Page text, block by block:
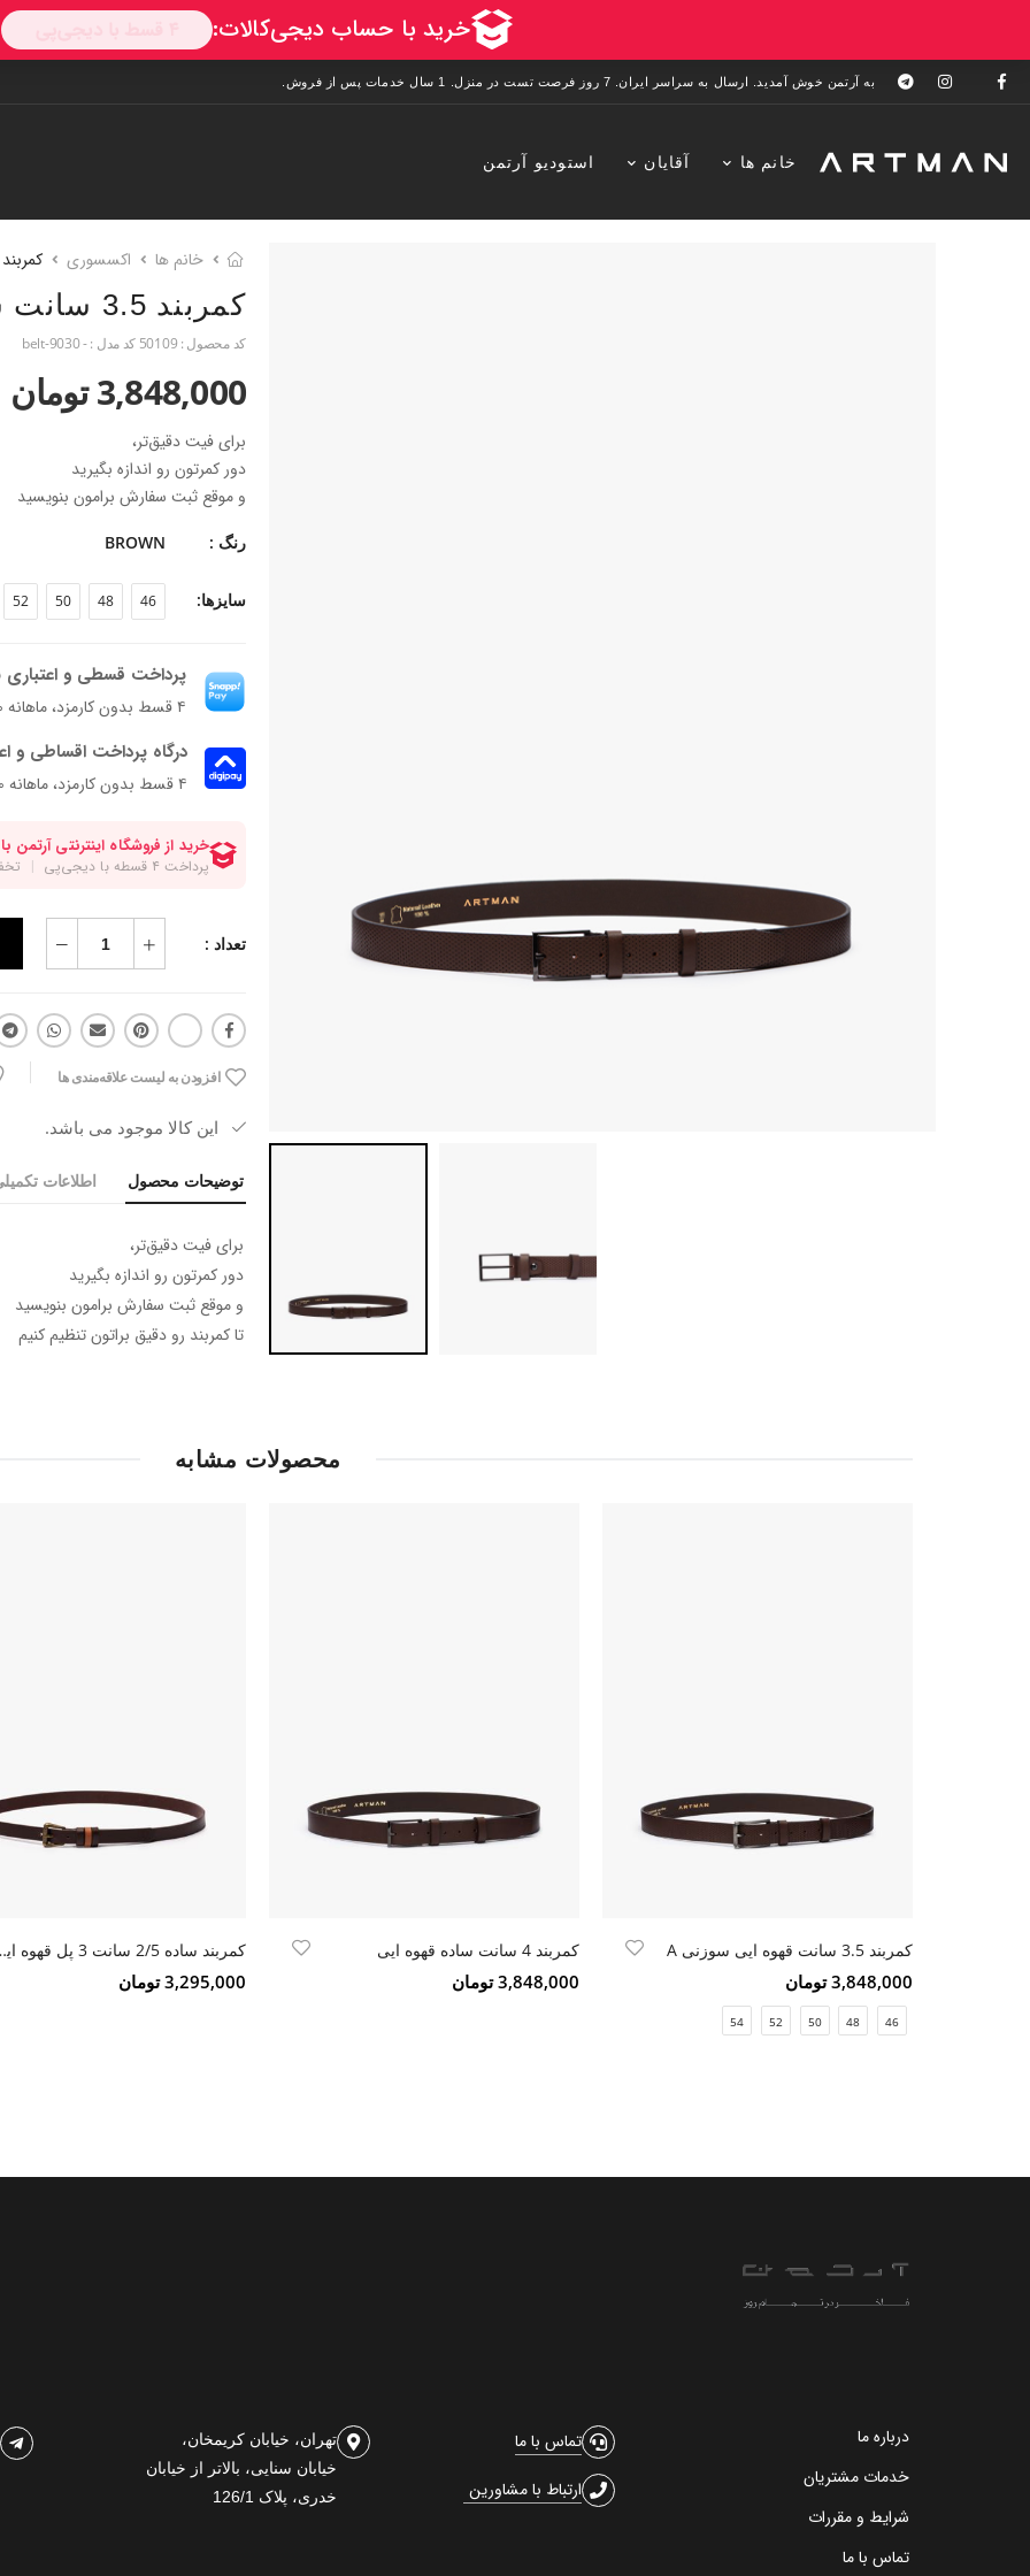
به آرتمن خوش آمدید. ارسال به سراسر ایران. 7 روز فرصت تست در منزل. 1 سال خدمات پس از فروش.
خانم ها آقایان استودیو آرتمن
خانم ها اکسسوری کمربند
کمربند 3.5 سانت سوزنی قهوه ایی S
کد محصول : 50109 کد مدل :- belt-9030
3,848,000 تومان
برای فیت دقیق‌تر،
دور کمرتون رو اندازه بگیرید
و موقع ثبت سفارش برامون بنویسید
رنگ : BROWN
سایزها: 46
48
50
52
پرداخت قسطی و اعتباری
۴ قسط بدون کارمزد، ماهانه ۹۶۲٬۰۰۰ تومان
درگاه پرداخت اقساطی و
۴ قسط بدون کارمزد، ماهانه 962,000 تومان
تعداد :
افزودن به لیست علاقه‌مندی ها
این کالا موجود می باشد.
توضیحات محصول اطلاعات
برای فیت دقیق‌تر،
دور کمرتون رو اندازه بگیرید
و موقع ثبت سفارش برامون بنویسید
تا کمربند رو دقیق براتون تنظیم کنیم
محصولات مشابه
کمربند 3.5 سانت قهوه ایی سوزنی A
3,848,000 تومان
46
48
50
52
54
کمربند 4 سانت ساده قهوه ایی
3,848,000 تومان
کمربند ساده
3,295,000 تومان
درباره ما
خدمات مشتریان
شرایط و مقررات
تماس با ما
تماس با ما
ارتباط با مشاورین
تهران، خیابان کریمخان،
خیابان سنایی، بالاتر از خیابان
خدری، پلاک 126/1